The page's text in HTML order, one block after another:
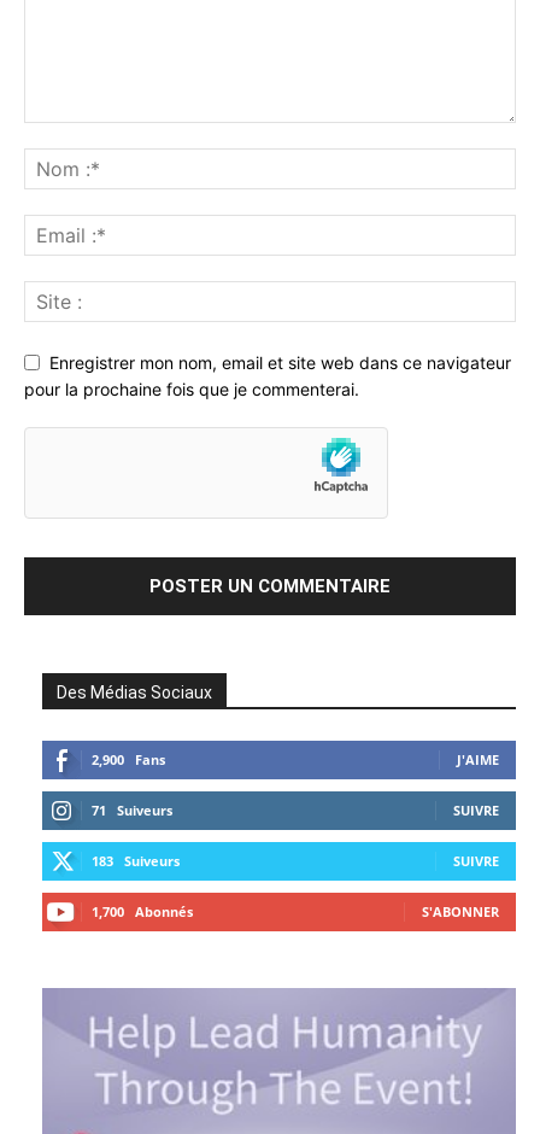
Enregistrer mon nom, email et site web dans ce navigateur
pour la prochaine fois que je commenterai.
Des Médias Sociaux
2,900 Fans J'AIME
71 Suiveurs SUIVRE
183 Suiveurs SUIVRE
1,700 Abonnés S'ABONNER